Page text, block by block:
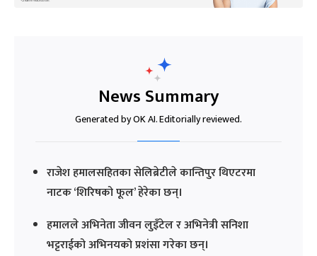
News Summary
Generated by OK AI. Editorially reviewed.
राजेश हमालसहितका सेलिब्रेटीले कान्तिपुर थिएटरमा
नाटक ‘शिरिषको फूल’ हेरेका छन्।
हमालले अभिनेता जीवन लुइँटेल र अभिनेत्री सनिशा
भट्टराईको अभिनयको प्रशंसा गरेका छन्।